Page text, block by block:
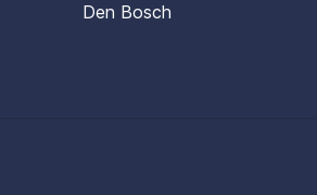
Den Bosch